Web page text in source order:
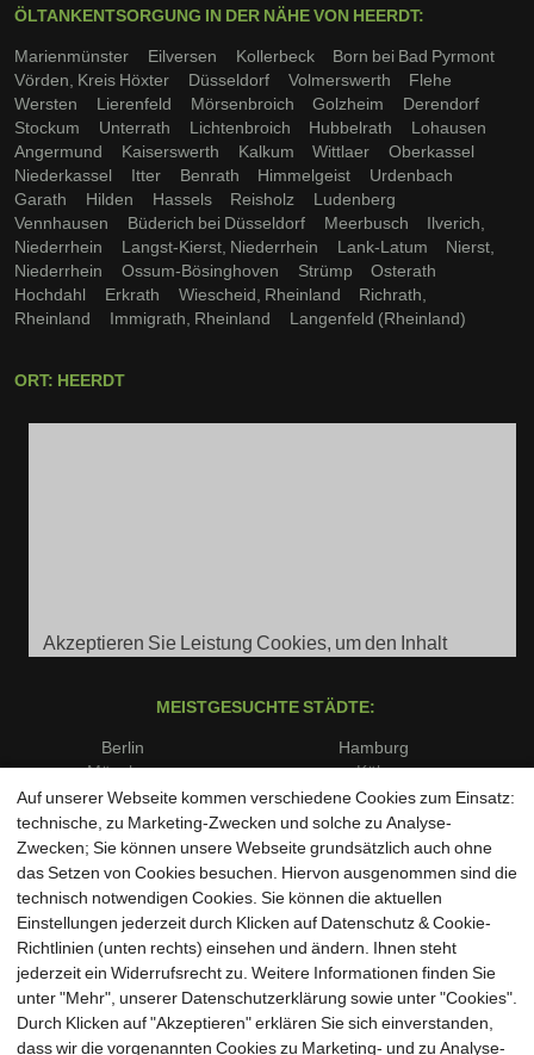
ÖLTANKENTSORGUNG IN DER NÄHE VON HEERDT:
Marienmünster
Eilversen Kollerbeck
Born bei Bad Pyrmont
Vörden, Kreis Höxter
Düsseldorf Volmerswerth
Flehe
Wersten
Lierenfeld Mörsenbroich Golzheim
Derendorf
Stockum
Unterrath Lichtenbroich Hubbelrath
Lohausen
Angermund
Kaiserswerth Kalkum Wittlaer
Oberkassel
Niederkassel
Itter Benrath Himmelgeist
Urdenbach
Garath
Hilden Hassels Reisholz
Ludenberg
Vennhausen
Büderich bei Düsseldorf Meerbusch
Ilverich,
Niederrhein
Langst-Kierst, Niederrhein Lank-Latum
Nierst,
Niederrhein
Ossum-Bösinghoven Strümp
Osterath
Hochdahl
Erkrath Wiescheid, Rheinland
Richrath,
Rheinland
Immigrath, Rheinland Langenfeld (Rheinland)
ORT: HEERDT
Akzeptieren Sie Leistung Cookies, um den Inhalt
MEISTGESUCHTE STÄDTE:
Berlin
München
Frankfurt am Main
Düsseldorf
Essen
Dresden
Hannover
Duisburg
Wuppertal
Bonn
Hamburg
Köln
Stuttgart
Dortmund
Bremen
Leipzig
Nürnberg
Bochum
Bielefeld
Auf unserer Webseite kommen verschiedene Cookies zum Einsatz:
technische, zu Marketing-Zwecken und solche zu Analyse-
Zwecken; Sie können unsere Webseite grundsätzlich auch ohne
das Setzen von Cookies besuchen. Hiervon ausgenommen sind die
technisch notwendigen Cookies. Sie können die aktuellen
Einstellungen jederzeit durch Klicken auf Datenschutz & Cookie-
Richtlinien (unten rechts) einsehen und ändern. Ihnen steht
jederzeit ein Widerrufsrecht zu. Weitere Informationen finden Sie
unter "Mehr", unserer Datenschutzerklärung sowie unter "Cookies".
Durch Klicken auf "Akzeptieren" erklären Sie sich einverstanden,
dass wir die vorgenannten Cookies zu Marketing- und zu Analyse-